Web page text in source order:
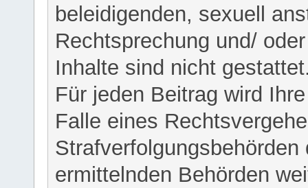
beleidigenden, sexuell
Rechtsprechung und/
Inhalte sind nicht
Für jeden Beitrag wird
Falle eines
ermittelnden Behörden